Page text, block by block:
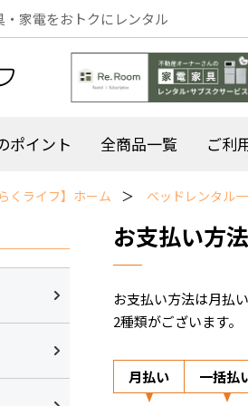
家電をおトクにレンタル
ポイント 全商品一覧 ご利
くライフ】ホーム ベッドレンタル
お支払い方
お支払い方法は月払
2種類がございます。
月払い 一括払